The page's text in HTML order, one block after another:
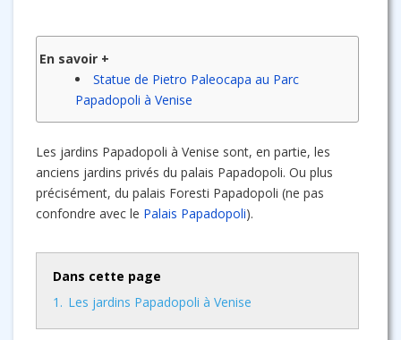
En savoir +
Statue de Pietro Paleocapa au Parc
Papadopoli à Venise
Les jardins Papadopoli à Venise sont, en partie, les
anciens jardins privés du palais Papadopoli. Ou plus
précisément, du palais Foresti Papadopoli (ne pas
confondre avec le Palais Papadopoli).
Dans cette page
1. Les jardins Papadopoli à Venise